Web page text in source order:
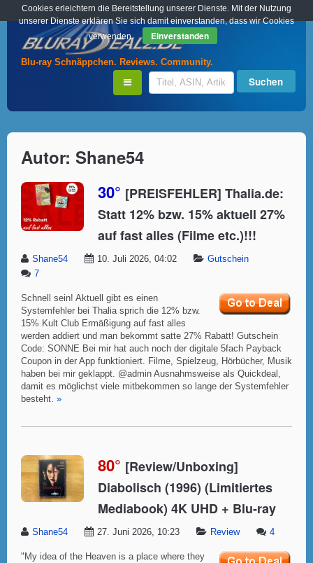
Blu-ray Schnäppchen. Reviews. Community.
Autor: Shane54
30° [PREISFEHLER] Thalia.de:
Statt 12% bzw. 15% aktuell 27%
auf fast alles (Filme etc.)!!!
Shane54 10. Juli 2026, 04:02
Gutschein
7
Schnell sein! Aktuell gibt es einen
Systemfehler bei Thalia sprich die 12% bzw.
15% Kult Club Ermäßigung auf fast alles
werden addiert und man bekommt satte 27% Rabatt! Gutschein
Code: SONNE Bei mir hat auch noch der digitale 5fach Payback
Coupon in der App funktioniert. Filme, Spielzeug, Hörbücher, Musik
haben bei mir geklappt. @admin Ausnahmsweise als Quickdeal,
damit es möglichst viele mitbekommen so lange der Systemfehler
besteht. »
80° [Review/Unboxing]
Diabolisch (1996) (Limitiertes
Mediabook) 4K UHD + Blu-ray
Shane54 27. Juni 2026, 10:23 Review 4
"My idea of the Heaven is a place where they
Cookies erleichtern die Bereitstellung unserer Dienste. Mit der Nutzung
unserer Dienste erklären Sie sich damit einverstanden, dass wir Cookies
verwenden.
Einverstanden